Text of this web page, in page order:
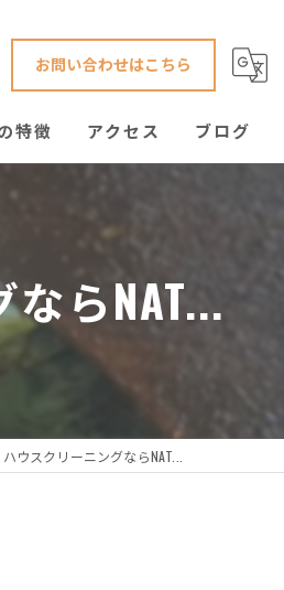
お問い合わせはこちら
特徴
クリーニング
アクセス ブログ
らNAT...
ウスクリーニングならNAT...